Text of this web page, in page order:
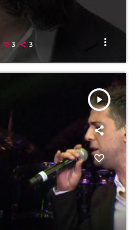
3 3 more_vert
play_arrow